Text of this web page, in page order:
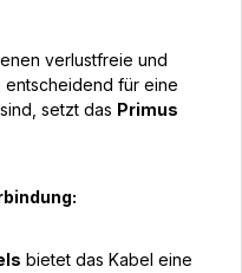
verlustfreie und
entscheidend für eine
setzt das Primus
bietet das Kabel eine